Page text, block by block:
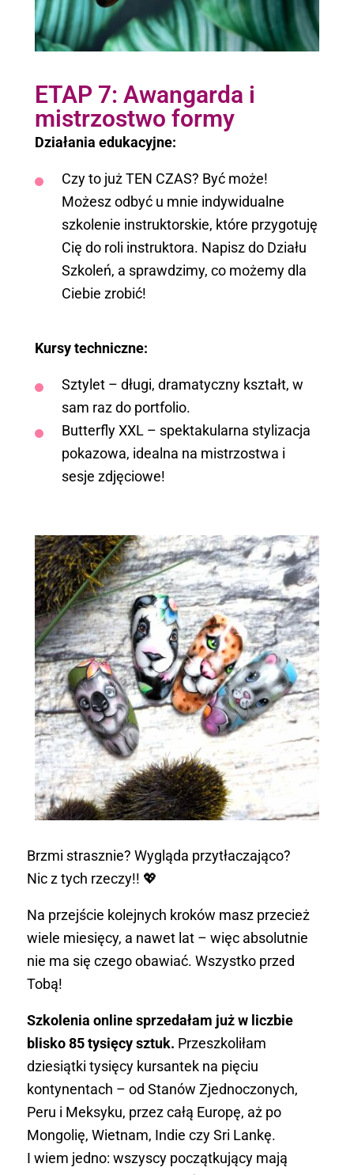
ETAP 7: Awangarda i
mistrzostwo formy
Działania edukacyjne:
Czy to już TEN CZAS? Być może!
Możesz odbyć u mnie indywidualne
szkolenie instruktorskie, które przygotuję
Cię do roli instruktora. Napisz do Działu
Szkoleń, a sprawdzimy, co możemy dla
Ciebie zrobić!
Kursy techniczne:
Sztylet – długi, dramatyczny kształt, w
sam raz do portfolio.
Butterfly XXL – spektakularna stylizacja
pokazowa, idealna na mistrzostwa i
sesje zdjęciowe!
Brzmi strasznie? Wygląda przytłaczająco?
Nic z tych rzeczy!! 💖
Na przejście kolejnych kroków masz przecież
wiele miesięcy, a nawet lat – więc absolutnie
nie ma się czego obawiać. Wszystko przed
Tobą!
Szkolenia online sprzedałam już w liczbie
blisko 85 tysięcy sztuk. Przeszkoliłam
dziesiątki tysięcy kursantek na pięciu
kontynentach – od Stanów Zjednoczonych,
Peru i Meksyku, przez całą Europę, aż po
Mongolię, Wietnam, Indie czy Sri Lankę.
I wiem jedno: wszyscy początkujący mają